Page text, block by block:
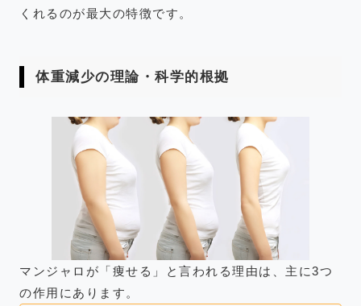
くれるのが最大の特徴です。
体重減少の理論・科学的根拠
マンジャロが「痩せる」と言われる理由は、主に3つ
の作用にあります。